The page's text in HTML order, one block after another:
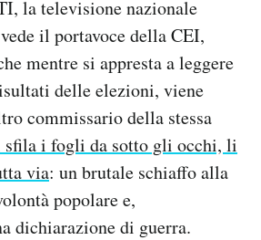
la televisione nazionale
il portavoce della CEI,
mentre si appresta a leggere
delle elezioni, viene
commissario della stessa
i fogli da sotto gli occhi, li
via: un brutale schiaffo alla
popolare e,
dichiarazione di guerra.